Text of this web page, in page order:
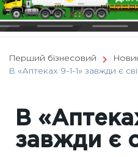
Перший бізнесовий
В «Аптеках 9-1-1» завжди є
В
завжди є